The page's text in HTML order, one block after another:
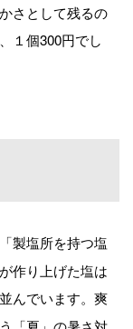
さとして残るの
１個300円でし
製塩所を持つ塩
作り上げた塩は
んでいます。爽